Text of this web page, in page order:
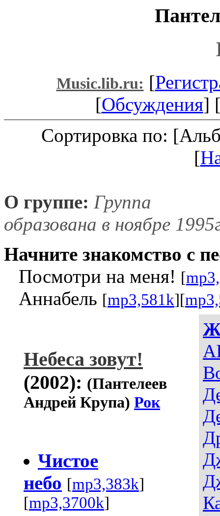
Music.lib.ru: [
[Обсуждения]
Сортировка по:
[
О группе: Группа
образована в ноябре
Начните знакомство с
Посмотри на меня! [
Аннабель [mp3,581k][
Небеса зовут!
(2002): (Пантелеев
Андрей Крупа) Рок
Чистое
небо [mp3,383k]
[mp3,3700k]